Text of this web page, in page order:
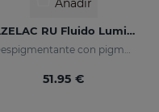
AZELAC RU Fluido Luminoso
Despigmentante con pigmentos luminosos y filtros solares
51.95 €